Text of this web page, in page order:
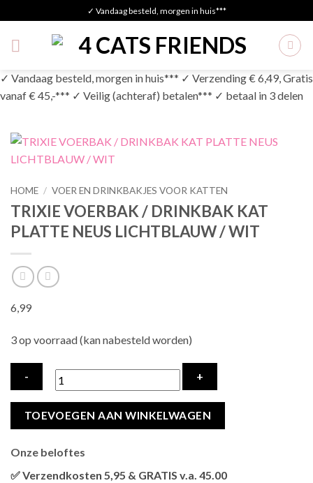
to
content
✓ Vandaag besteld, morgen in huis***
✓ Vandaag besteld, morgen in huis*** ✓ Verzending € 6,49, Gratis
vanaf € 45,-*** ✓ Veilig (achteraf) betalen*** ✓ betaal in 3 delen
HOME / VOER EN DRINKBAKJES VOOR KATTEN
TRIXIE VOERBAK / DRINKBAK KAT
PLATTE NEUS LICHTBLAUW / WIT
6,99
3 op voorraad (kan nabesteld worden)
TRIXIE
DRINKBAK
KAT
TOEVOEGEN AAN WINKELWAGEN
Onze beloftes
✅ Verzendkosten 5,95 & GRATIS v.a. 45.00